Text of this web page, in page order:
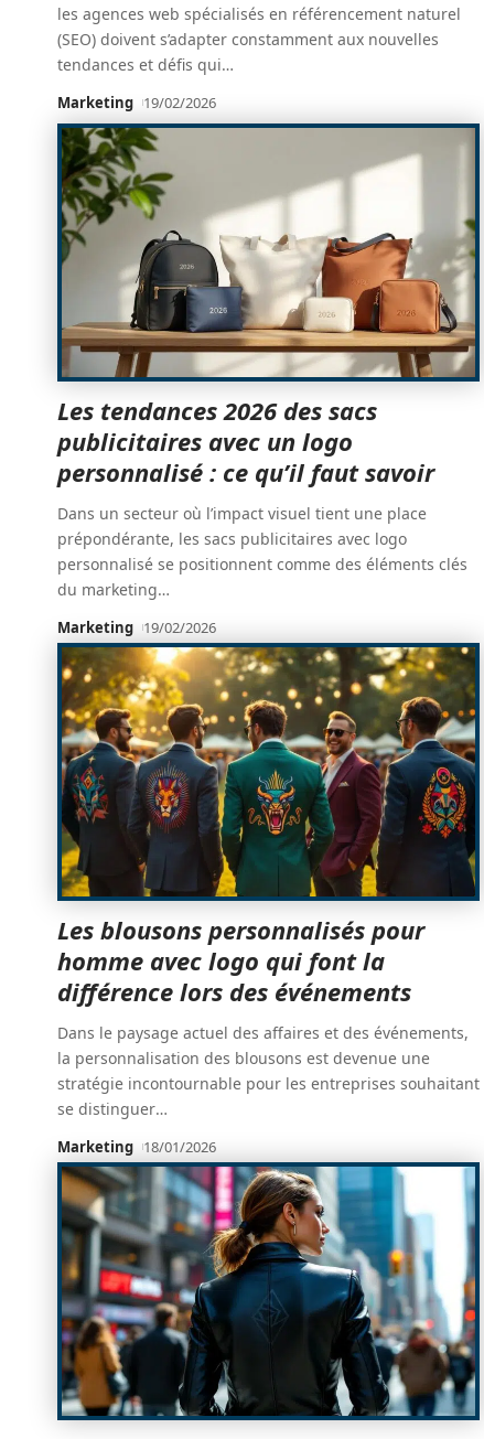
les agences web spécialisés en référencement naturel
(SEO) doivent s’adapter constamment aux nouvelles
tendances et défis qui…
Marketing 19/02/2026
Les tendances 2026 des sacs
publicitaires avec un logo
personnalisé : ce qu’il faut savoir
Dans un secteur où l’impact visuel tient une place
prépondérante, les sacs publicitaires avec logo
personnalisé se positionnent comme des éléments clés
du marketing…
Marketing 19/02/2026
Les blousons personnalisés pour
homme avec logo qui font la
différence lors des événements
Dans le paysage actuel des affaires et des événements,
la personnalisation des blousons est devenue une
stratégie incontournable pour les entreprises souhaitant
se distinguer…
Marketing 18/01/2026